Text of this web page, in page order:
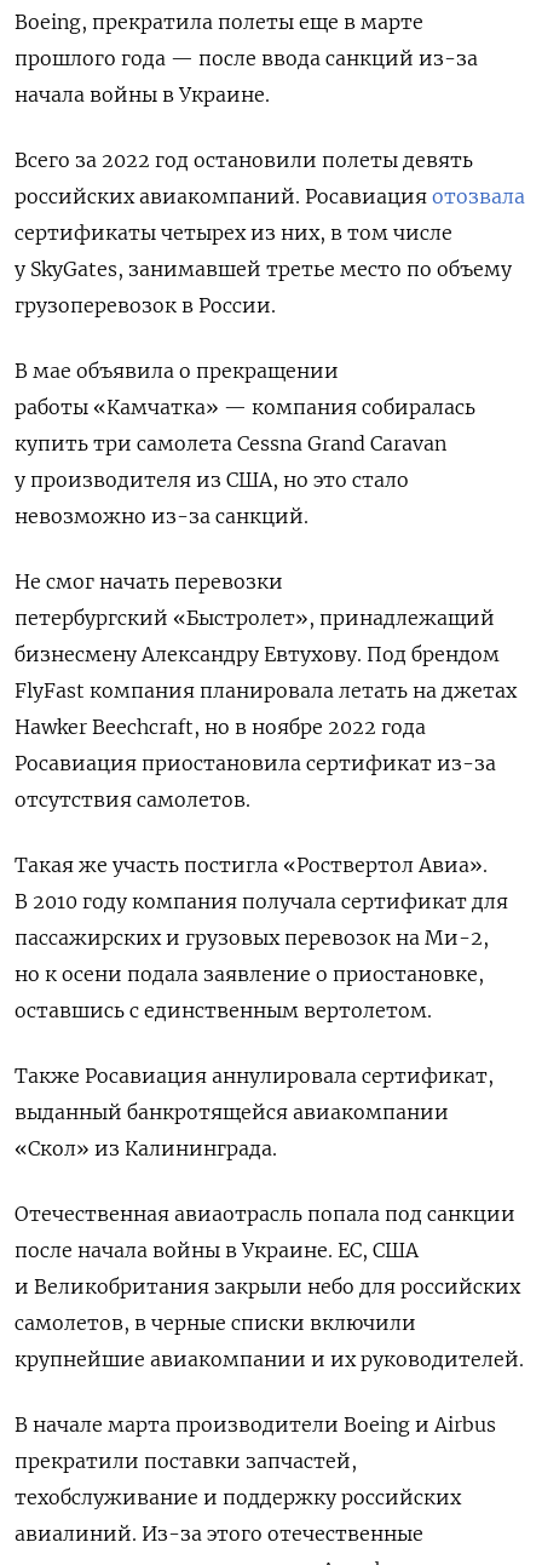
Boeing, прекратила полеты еще в марте
прошлого года — после ввода санкций из-за
начала войны в Украине.
Всего за 2022 год остановили полеты девять
российских авиакомпаний. Росавиация отозвала
сертификаты четырех из них, в том числе
у SkyGates, занимавшей третье место по объему
грузоперевозок в России.
В мае объявила о прекращении
работы «Камчатка» — компания собиралась
купить три самолета Cessna Grand Caravan
у производителя из США, но это стало
невозможно из-за санкций.
Не смог начать перевозки
петербургский «Быстролет», принадлежащий
бизнесмену Александру Евтухову. Под брендом
FlyFast компания планировала летать на джетах
Hawker Beechcraft, но в ноябре 2022 года
Росавиация приостановила сертификат из-за
отсутствия самолетов.
Такая же участь постигла «Роствертол Авиа».
В 2010 году компания получала сертификат для
пассажирских и грузовых перевозок на Ми-2,
но к осени подала заявление о приостановке,
оставшись с единственным вертолетом.
Также Росавиация аннулировала сертификат,
выданный банкротящейся авиакомпании
«Скол» из Калининграда.
Отечественная авиаотрасль попала под санкции
после начала войны в Украине. ЕС, США
и Великобритания закрыли небо для российских
самолетов, в черные списки включили
крупнейшие авиакомпании и их руководителей.
В начале марта производители Boeing и Airbus
прекратили поставки запчастей,
техобслуживание и поддержку российских
авиалиний. Из-за этого отечественные